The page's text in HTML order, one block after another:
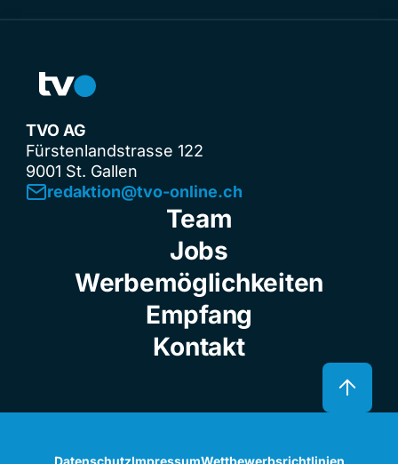
TVO AG
Fürstenlandstrasse 122
9001 St. Gallen
redaktion@tvo-online.ch
Team
Jobs
Werbemöglichkeiten
Empfang
Kontakt